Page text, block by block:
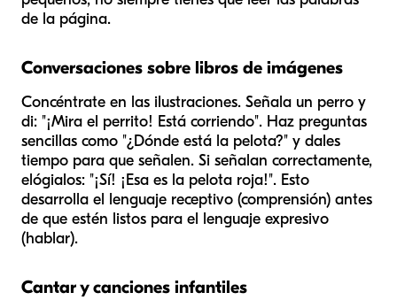
de la página.
Conversaciones sobre libros de imágenes
Concéntrate en las ilustraciones. Señala un perro y
di: "¡Mira el perrito! Está corriendo". Haz preguntas
sencillas como "¿Dónde está la pelota?" y dales
tiempo para que señalen. Si señalan correctamente,
elógialos: "¡Sí! ¡Esa es la pelota roja!". Esto
desarrolla el lenguaje receptivo (comprensión) antes
de que estén listos para el lenguaje expresivo
(hablar).
Cantar y canciones infantiles